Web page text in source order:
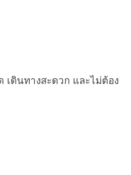
เดินทางสะดวก และไม่ต้อง